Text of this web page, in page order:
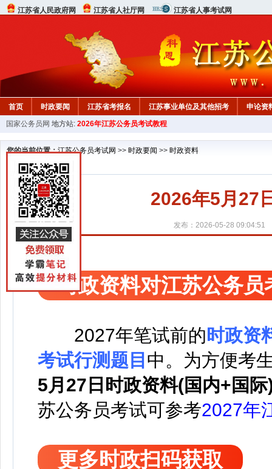
江苏省人民政府网 江苏省人社厅网 江苏省人事考试网
首页 时政要闻 江苏省考报名 江苏事业单位及其他招考
申论资
国家公务员网 地方站: 2026年江苏公务员考试教程
您的当前位置：江苏公务员考试网 >> 时政要闻 >> 时政资料
2026年5月27
发布：2026-05-28 09:04:51
时政资料对江苏公务员
2027年笔试前的 时政资
考试行测题目 中。 为方便考
5月27日时政资料(国内+国际
苏公务员考试可参考2027年
更多时政扫码获取